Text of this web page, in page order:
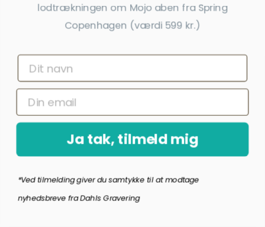
Medalje Holder Med Marmorfod
inkl. gratis gravering
Medalje Mini 40 Mm Inkl.
Medaljebånd
lodtrækningen om Mojo aben fra Spring
Copenhagen (værdi 599 kr.)
Ja tak, tilmeld mig
*Ved tilmelding giver du samtykke til at modtage
nyhedsbreve fra Dahls Gravering